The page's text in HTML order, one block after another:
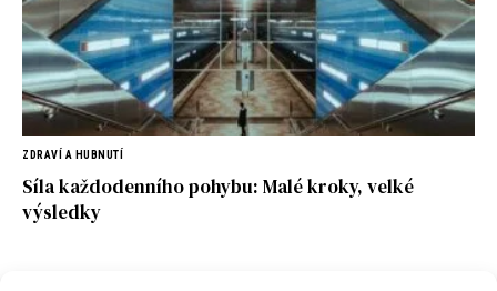
ZDRAVÍ A HUBNUTÍ
Síla každodenního pohybu: Malé kroky, velké
výsledky